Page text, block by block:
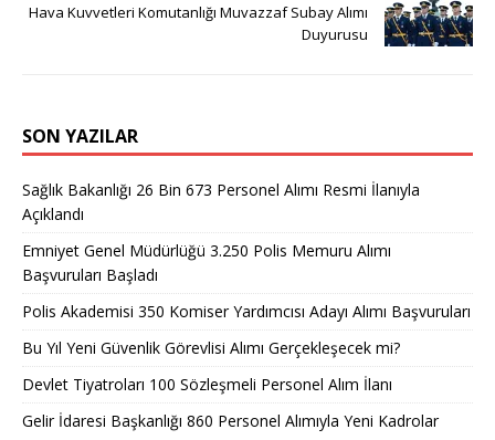
Hava Kuvvetleri Komutanlığı Muvazzaf Subay Alımı
Duyurusu
SON YAZILAR
Sağlık Bakanlığı 26 Bin 673 Personel Alımı Resmi İlanıyla
Açıklandı
Emniyet Genel Müdürlüğü 3.250 Polis Memuru Alımı
Başvuruları Başladı
Polis Akademisi 350 Komiser Yardımcısı Adayı Alımı Başvuruları
Bu Yıl Yeni Güvenlik Görevlisi Alımı Gerçekleşecek mi?
Devlet Tiyatroları 100 Sözleşmeli Personel Alım İlanı
Gelir İdaresi Başkanlığı 860 Personel Alımıyla Yeni Kadrolar